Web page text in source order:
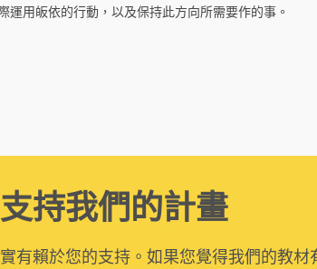
運用皈依的行動，以及保持此方向所需要作的事。
支持我們的計畫
有賴於您的支持。如果您覺得我們的教材